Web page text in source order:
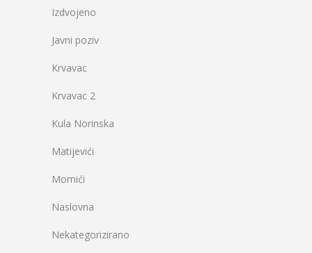
Izdvojeno
Javni poziv
Krvavac
Krvavac 2
Kula Norinska
Matijevići
Momići
Naslovna
Nekategorizirano